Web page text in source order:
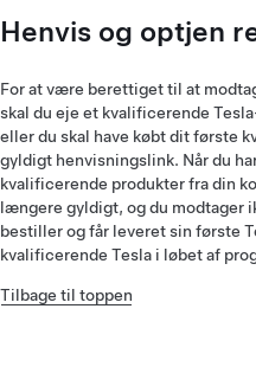
Henvis og optjen
For at være berettiget til at
skal du eje et kvalificerende
eller du skal have købt dit første
gyldigt henvisningslink. Når du
kvalificerende produkter fra din
længere gyldigt, og du modtager
bestiller og får leveret sin første
kvalificerende Tesla i løbet af
Tilbage til toppen